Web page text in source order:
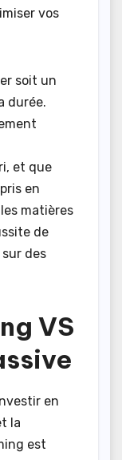
vos
soit un
durée.
et que
en
matières
de
des
VS
en
la
est